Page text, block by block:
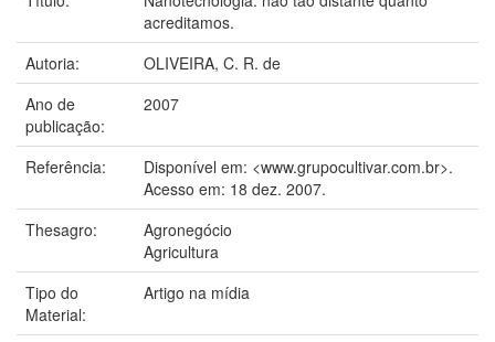
acreditamos.
Autoria:
OLIVEIRA, C. R. de
Ano de
publicação:
2007
Referência:
Disponível em: <www.grupocultivar.com.br>.
Acesso em: 18 dez. 2007.
Thesagro:
Agronegócio
Agricultura
Tipo do
Material:
Artigo na mídia